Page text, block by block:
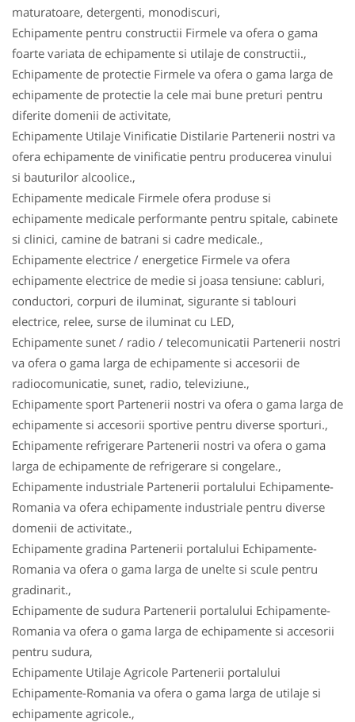
maturatoare, detergenti, monodiscuri,
Echipamente pentru constructii Firmele va ofera o gama
foarte variata de echipamente si utilaje de constructii.,
Echipamente de protectie Firmele va ofera o gama larga de
echipamente de protectie la cele mai bune preturi pentru
diferite domenii de activitate,
Echipamente Utilaje Vinificatie Distilarie Partenerii nostri va
ofera echipamente de vinificatie pentru producerea vinului
si bauturilor alcoolice.,
Echipamente medicale Firmele ofera produse si
echipamente medicale performante pentru spitale, cabinete
si clinici, camine de batrani si cadre medicale.,
Echipamente electrice / energetice Firmele va ofera
echipamente electrice de medie si joasa tensiune: cabluri,
conductori, corpuri de iluminat, sigurante si tablouri
electrice, relee, surse de iluminat cu LED,
Echipamente sunet / radio / telecomunicatii Partenerii nostri
va ofera o gama larga de echipamente si accesorii de
radiocomunicatie, sunet, radio, televiziune.,
Echipamente sport Partenerii nostri va ofera o gama larga de
echipamente si accesorii sportive pentru diverse sporturi.,
Echipamente refrigerare Partenerii nostri va ofera o gama
larga de echipamente de refrigerare si congelare.,
Echipamente industriale Partenerii portalului Echipamente-
Romania va ofera echipamente industriale pentru diverse
domenii de activitate.,
Echipamente gradina Partenerii portalului Echipamente-
Romania va ofera o gama larga de unelte si scule pentru
gradinarit.,
Echipamente de sudura Partenerii portalului Echipamente-
Romania va ofera o gama larga de echipamente si accesorii
pentru sudura,
Echipamente Utilaje Agricole Partenerii portalului
Echipamente-Romania va ofera o gama larga de utilaje si
echipamente agricole.,